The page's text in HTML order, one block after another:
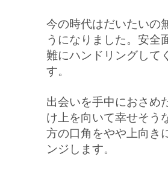
今の時代はだいたいの
うになりました。安全
難にハンドリングして
す。
出会いを手中におさめ
け上を向いて幸せそう
方の口角をやや上向き
ンジします。